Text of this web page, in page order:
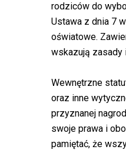
rodziców do
Ustawa z dnia 7
oświatowe.
wskazują zasady
Wewnętrzne
oraz inne
przyznanej
swoje prawa i
pamiętać, że